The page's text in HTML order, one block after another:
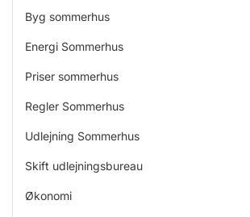
Byg sommerhus
Energi Sommerhus
Priser sommerhus
Regler Sommerhus
Udlejning Sommerhus
Skift udlejningsbureau
Økonomi